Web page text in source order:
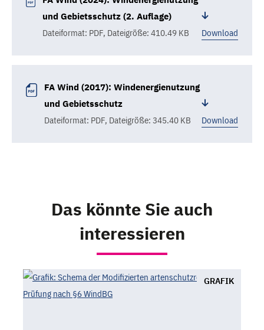
und Gebietsschutz (2. Auflage)
Dateiformat: PDF, Dateigröße: 410.49 KB Download
FA Wind (2017): Windenergienutzung
und Gebietsschutz
Dateiformat: PDF, Dateigröße: 345.40 KB Download
Das könnte Sie auch
interessieren
GRAFIK